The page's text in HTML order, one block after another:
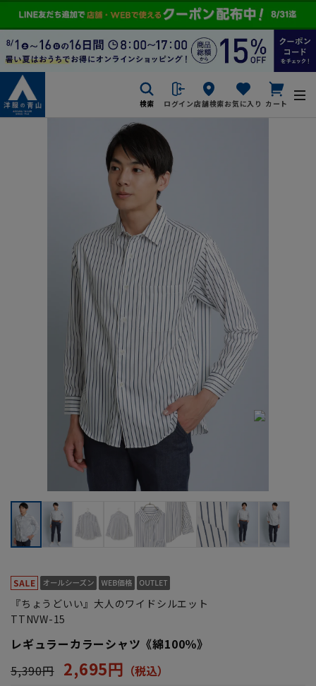
検索 ログイン店舗検索お気に入り カート
『ちょうどいい』大人のワイドシルエット
TTNVW-15
レギュラーカラーシャツ《綿100％》
5,390円 2,695円